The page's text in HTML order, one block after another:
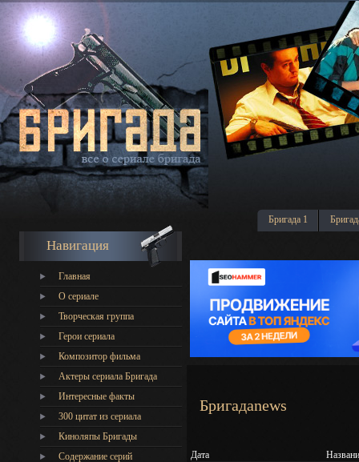
Бригада 1
Навигация
Главная
О сериале
Творческая группа
Герои сериала
Композитор фильма
Актеры сериала Бригада
Интересные факты
300 цитат из сериала
Киноляпы Бригады
Содержание серий
Бригадаnews
Дата